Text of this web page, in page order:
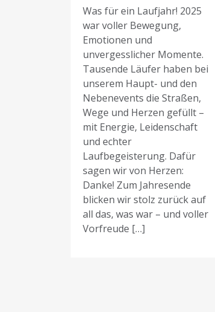
Was für ein Laufjahr! 2025
war voller Bewegung,
Emotionen und
unvergesslicher Momente.
Tausende Läufer haben bei
unserem Haupt- und den
Nebenevents die Straßen,
Wege und Herzen gefüllt –
mit Energie, Leidenschaft
und echter
Laufbegeisterung. Dafür
sagen wir von Herzen:
Danke! Zum Jahresende
blicken wir stolz zurück auf
all das, was war – und voller
Vorfreude […]